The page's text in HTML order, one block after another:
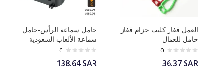
العمل قفاز كليب حزام قفاز
حامل للعمال
0
36.37 SAR
حامل سماعة الرأس-حامل
سماعة الألعاب السعودية
0
138.64SAR